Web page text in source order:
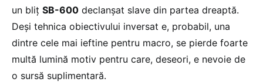
un bliț SB-600 declanșat slave din partea dreaptă.
Deși tehnica obiectivului inversat e, probabil, una
dintre cele mai ieftine pentru macro, se pierde foarte
multă lumină motiv pentru care, deseori, e nevoie de
o sursă suplimentară.